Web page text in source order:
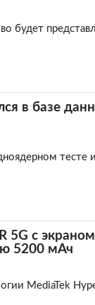
будет
в базе
тесте
с
5200 мАч
MediaTek